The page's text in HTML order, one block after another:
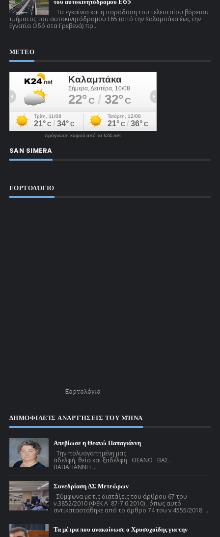
του αυτοκινητόδρομου Ε65
Τα εγκαίνια και η παράδοση του τελευταίου βόρειου
τμήματος του αυτοκινητόδρομου Ε65 (από την Καλαμπάκα έως την
Εγνατία Οδό στα Γρεβενά) πρ...
ΜΕΤΕΟ
πρόγνωση καιρού από το k24.net
SAN SIMERA
ΕΟΡΤΟΛΌΓΙΟ
Εορτολόγιο
ΔΗΜΟΦΙΛΕΊΣ ΑΝΑΡΤΉΣΕΙΣ ΤΟΥ ΜΉΝΑ
Απεβίωσε η Θεανώ Παπαγιάννη
Την πολυαγαπημένη μας
αδελφή, θεία και ξαδέλφη ΘΕΑΝΩ ΒΑΣ.
ΠΑΠΑΓΙΑΝΝΗ ...
Συνεδρίαση ΔΣ Μετεώρων
Σύμφωνα με τις διατάξεις του άρθρου 67 του
ν.3852/2010 (ΦΕΚ Α ́ 87-7.6.2010) , όπως αυτό
αντικαταστάθηκε από το άρθρο 74 του ν.4555/2018 ...
Τα μέτρα που ανακοίνωσε ο Χρυσοχοΐδης για την